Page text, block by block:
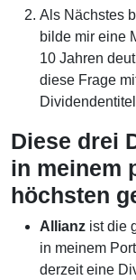
Als Nächstes
bilde mir eine
10 Jahren
diese Frage
Diese drei
in meinem
höchsten
Allianz ist die
in meinem
derzeit eine